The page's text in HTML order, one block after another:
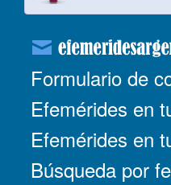
Formulario de
Efemérides en
Efemérides en
Búsqueda por